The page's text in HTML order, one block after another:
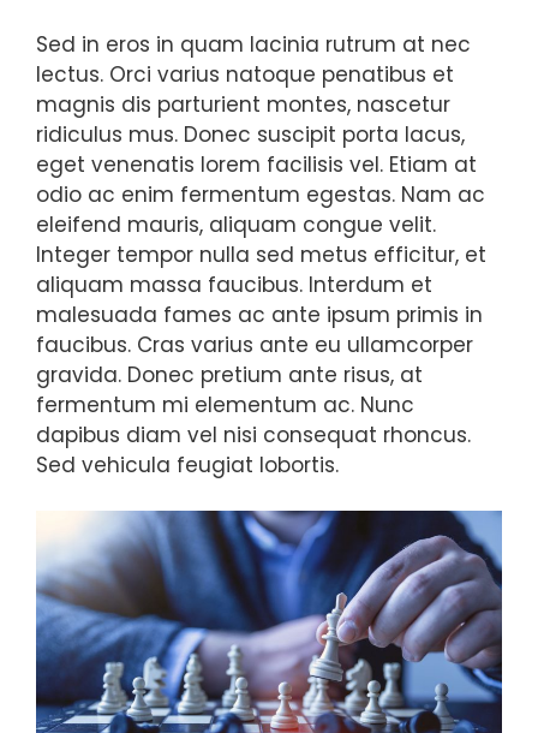
Sed in eros in quam lacinia rutrum at nec
lectus. Orci varius natoque penatibus et
magnis dis parturient montes, nascetur
ridiculus mus. Donec suscipit porta lacus,
eget venenatis lorem facilisis vel. Etiam at
odio ac enim fermentum egestas. Nam ac
eleifend mauris, aliquam congue velit.
Integer tempor nulla sed metus efficitur, et
aliquam massa faucibus. Interdum et
malesuada fames ac ante ipsum primis in
faucibus. Cras varius ante eu ullamcorper
gravida. Donec pretium ante risus, at
fermentum mi elementum ac. Nunc
dapibus diam vel nisi consequat rhoncus.
Sed vehicula feugiat lobortis.